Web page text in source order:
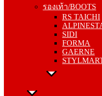
รองเท้า/BOOTS
RS TAICHI
SIDI
FORMA
GAERNE
SIDI
FORMA
GAERNE
วิบาก/MX